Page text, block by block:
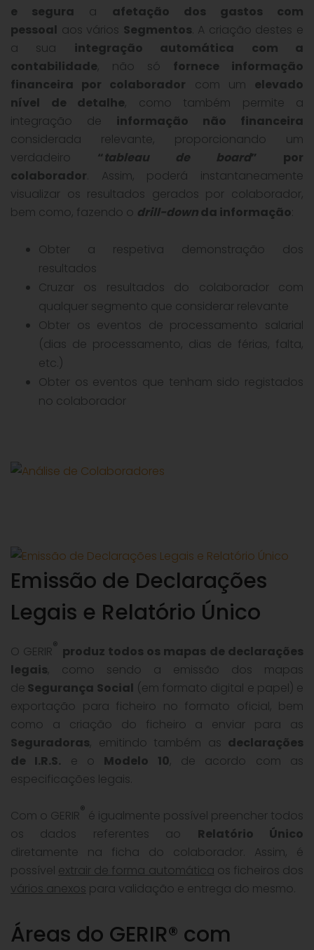
e segura a afetação dos gastos com
pessoal aos vários Segmentos . A criação destes e
a sua integração automática com a
contabilidade, não só fornece informação
financeira por colaborador com um elevado
nível de detalhe, como também permite a
integração de informação não financeira
considerada relevante, proporcionando um
verdadeiro “tableau de board” por
colaborador . Assim, poderá instantaneamente
visualizar os resultados gerados por colaborador,
bem como, fazendo o drill-downda informação
Obter a respetiva demonstração dos
resultados
Cruzar os resultados do colaborador com
qualquer segmento que considerar relevante
Obter os eventos de processamento salarial
(dias de processamento, dias de férias, falta,
etc.)
Obter os eventos que tenham sido registados
no colaborador
Emissão de Declarações
Legais e Relatório Único
O GERIR® produz todos os mapas de declarações
legais, como sendo a emissão dos mapas
de Segurança Social (em formato digital e papel) e
exportação para ficheiro no formato oficial, bem
como a criação do ficheiro a enviar para as
Seguradoras, emitindo também as declarações
de I.R.S. e o Modelo 10, de acordo com as
especificações legais.
Com o GERIR® é igualmente possível preencher todos
os dados referentes ao Relatório Único
diretamente na ficha do colaborador. Assim, é
possível extrair de forma automática os ficheiros dos
vários anexos para validação e entrega do mesmo.
Áreas do GERIR® com